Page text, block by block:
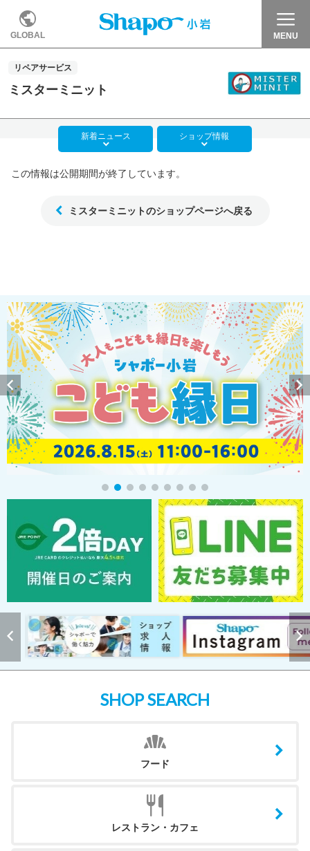
GLOBAL MENU
リペアサービス
ミスターミニット
新着ニュース ショップ情報
この情報は公開期間が終了しています。
ミスターミニットのショップページへ戻る
SHOP SEARCH
フード
レストラン・カフェ